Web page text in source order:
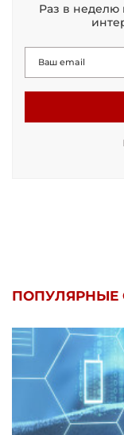
Раз в неделю
ПОПУЛЯРНЫЕ